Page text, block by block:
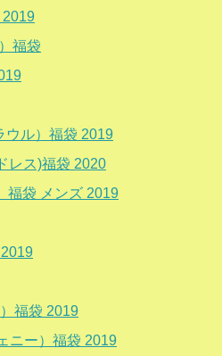
2019
福袋
ウル）福袋 2019
レス)福袋 2020
福袋 メンズ 2019
福袋 2019
ニー）福袋 2019